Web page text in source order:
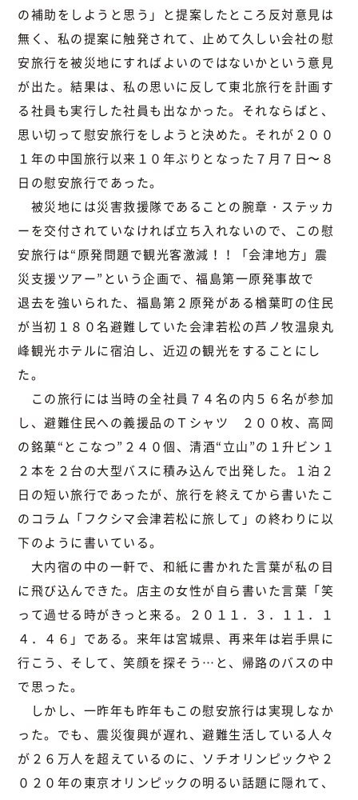
の補助をしようと思う」と提案したところ反対意見は
無く、私の提案に触発されて、止めて久しい会社の慰
安旅行を被災地にすればよいのではないかという意見
が出た。結果は、私の思いに反して東北旅行を計画す
る社員も実行した社員も出なかった。それならばと、
思い切って慰安旅行をしようと決めた。それが２００
１年の中国旅行以来１０年ぶりとなった７月７日〜８
日の慰安旅行であった。
被災地には災害救援隊であることの腕章・ステッカ
ーを交付されていなければ立ち入れないので、この慰
安旅行は“原発問題で観光客激減！！「会津地方」震
災支援ツアー”という企画で、福島第一原発事故で
退去を強いられた、福島第２原発がある楢葉町の住民
が当初１８０名避難していた会津若松の芦ノ牧温泉丸
峰観光ホテルに宿泊し、近辺の観光をすることにし
た。
この旅行には当時の全社員７４名の内５６名が参加
し、避難住民への義援品のＴシャツ ２００枚、高岡
の銘菓“とこなつ”２４０個、清酒“立山”の１升ビン１
２本を２台の大型バスに積み込んで出発した。１泊２
日の短い旅行であったが、旅行を終えてから書いたこ
のコラム「フクシマ会津若松に旅して」の終わりに以
下のように書いている。
大内宿の中の一軒で、和紙に書かれた言葉が私の目
に飛び込んできた。店主の女性が自ら書いた言葉「笑
って過せる時がきっと来る。２０１１．３．１１．１
４．４６」である。来年は宮城県、再来年は岩手県に
行こう、そして、笑顔を探そう…と、帰路のバスの中
で思った。
しかし、一昨年も昨年もこの慰安旅行は実現しなか
った。でも、震災復興が遅れ、避難生活している人々
が２６万人を超えているのに、ソチオリンピックや２
０２０年の東京オリンピックの明るい話題に隠れて、